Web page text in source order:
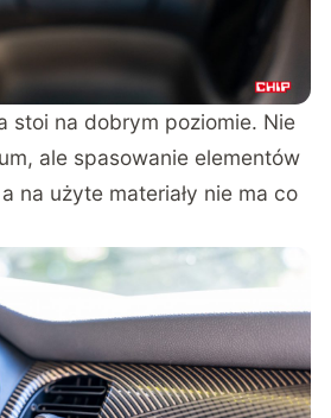
stoi na dobrym poziomie. Nie
ale spasowanie elementów
na użyte materiały nie ma co